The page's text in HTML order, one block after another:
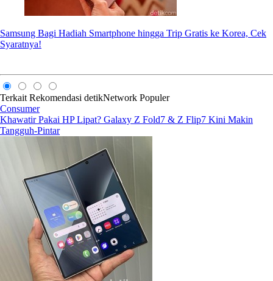
Samsung Bagi Hadiah Smartphone hingga Trip Gratis ke Korea, Cek
Syaratnya!
Terkait Rekomendasi detikNetwork Populer
Consumer
Khawatir Pakai HP Lipat? Galaxy Z Fold7 & Z Flip7 Kini Makin
Tangguh-Pintar